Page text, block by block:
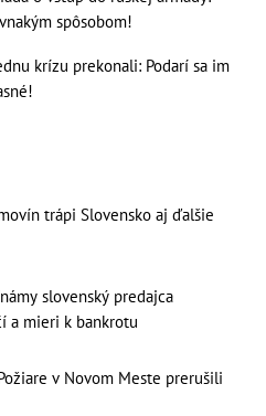
spôsobom!
krízu prekonali: Podarí sa im
trápi Slovensko aj ďalšie
slovenský predajca
a mieri k bankrotu
v Novom Meste prerušili